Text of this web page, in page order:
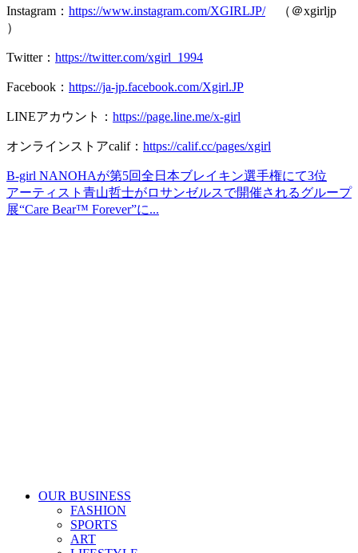
Instagram： https://www.instagram.com/XGIRLJP/（＠xgirljp
）
Twitter： https://twitter.com/xgirl_1994
Facebook： https://ja-jp.facebook.com/Xgirl.JP
LINEアカウント： https://page.line.me/x-girl
オンラインストアcalif： https://calif.cc/pages/xgirl
B-girl NANOHAが第5回全日本ブレイキン選手権にて3位
アーティスト青山哲士がロサンゼルスで開催されるグループ
展“Care Bear™️ Forever”に...
OUR BUSINESS
FASHION
SPORTS
ART